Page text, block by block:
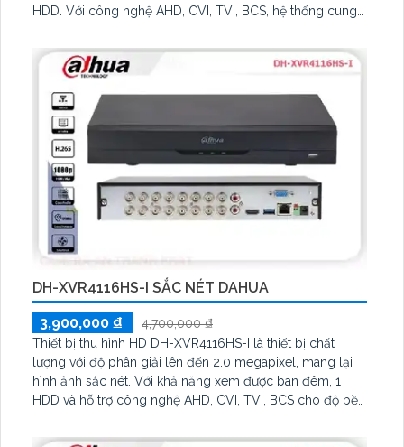
HDD. Với công nghệ AHD, CVI, TVI, BCS, hệ thống cung
DH-XVR4116HS-I SẮC NÉT DAHUA
3,900,000 ₫
4,700,000 ₫
Thiết bị thu hình HD DH-XVR4116HS-I là thiết bị chất
lượng với độ phân giải lên đến 2.0 megapixel, mang lại
hình ảnh sắc nét. Với khả năng xem được ban đêm, 1
HDD và hỗ trợ công nghệ AHD, CVI, TVI, BCS cho độ bền
phù hợp sử dụng cho các công trình lớn